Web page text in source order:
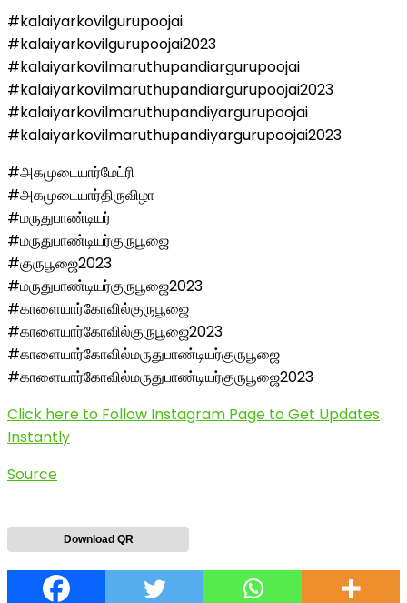
#kalaiyarkovilgurupoojai
#kalaiyarkovilgurupoojai2023
#kalaiyarkovilmaruthupandiargurupoojai
#kalaiyarkovilmaruthupandiargurupoojai2023
#kalaiyarkovilmaruthupandiyargurupoojai
#kalaiyarkovilmaruthupandiyargurupoojai2023
#அகமுடையார்மேட்ரி
#அகமுடையார்திருவிழா
#மருதுபாண்டியர்
#மருதுபாண்டியர்குருபூஜை
#குருபூஜை2023
#மருதுபாண்டியர்குருபூஜை2023
#காளையார்கோவில்குருபூஜை
#காளையார்கோவில்குருபூஜை2023
#காளையார்கோவில்மருதுபாண்டியர்குருபூஜை
#காளையார்கோவில்மருதுபாண்டியர்குருபூஜை2023
Click here to Follow Instagram Page to Get Updates
Instantly
Source
Download QR